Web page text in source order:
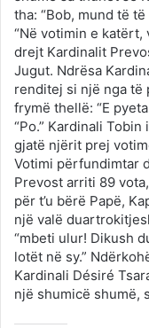
tha: “Bob, mund të
“Në votimin e
drejt Kardinalit
Jugut. Ndrësa
renditej si një nga të
frymë thellë: “E
“Po.” Kardinali
gjatë njërit prej
Votimi përfundimtar
Prevost arriti 89
për t’u bërë Papë,
një valë
“mbeti ulur! Dikush
lotët në sy.”
Kardinali Désiré
një shumicë shumë,